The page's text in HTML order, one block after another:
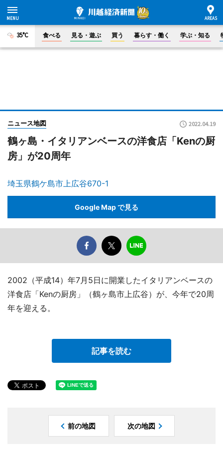
35°C 食べる 見る・遊ぶ 買う 暮らす・働く 学ぶ・知る
ニュース地図 2022.04.19
鶴ヶ島・イタリアンベースの洋食店「Kenの厨
房」が20周年
埼玉県鶴ケ島市上広谷670-1
Google Map で見る
2002（平成14）年7月5日に開業したイタリアンベースの
洋食店「Kenの厨房」（鶴ヶ島市上広谷）が、今年で20周
年を迎える。
記事を読む
前の地図 次の地図